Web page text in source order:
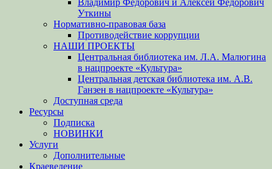
Уткины
Нормативно-правовая база
Противодействие коррупции
НАШИ ПРОЕКТЫ
Центральная библиотека им. Л.А. Малюгина
в нацпроекте «Культура»
Центральная детская библиотека им. А.В.
Ганзен в нацпроекте «Культура»
Доступная среда
Ресурсы
Подписка
НОВИНКИ
Услуги
Дополнительные
Краеведение